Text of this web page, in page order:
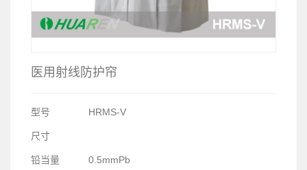
医用射线防护帘
型号 HRMS-V
尺寸
铅当量 0.5mmPb